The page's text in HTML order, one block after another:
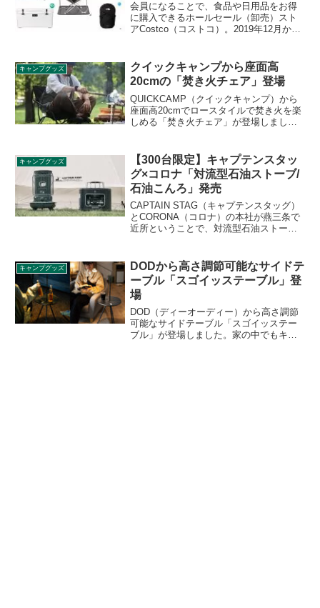
会員になることで、食品や日用品をお得
に購入できるホールセール（卸売）スト
アCostco（コストコ）。2019年12月から
なりました。コストコオンラインで買え
るおすすめキャンプグッズをご紹介しま
す。
キャンプグッズ
クイックキャンプから座面高
20cmの「焚き火チェア」登場
QUICKCAMP（クイックキャンプ）から
座面高20cmでロースタイルで焚き火を楽
しめる「焚き火チェア」が登場しまし
す。詳細をレビューします。
キャンプグッズ
【300台限定】キャプテンスタッ
グ×コロナ「対流型石油ストーブ/
石油こんろ」発売
CAPTAIN STAG（キャプテンスタッグ）
とCORONA（コロナ）の本社が燕三条で
近所ということで、対流型石油ストーブ
1日10時から先行予約が始まります。詳細
をレビューします。
キャンプグッズ
DODから高さ調節可能なサイドテ
ーブル「スゴイッステーブル」登
場
DOD（ディーオーディー）から高さ調節
可能なサイドテーブル「スゴイッステー
ブル」が登場しました。家の中でもキャ